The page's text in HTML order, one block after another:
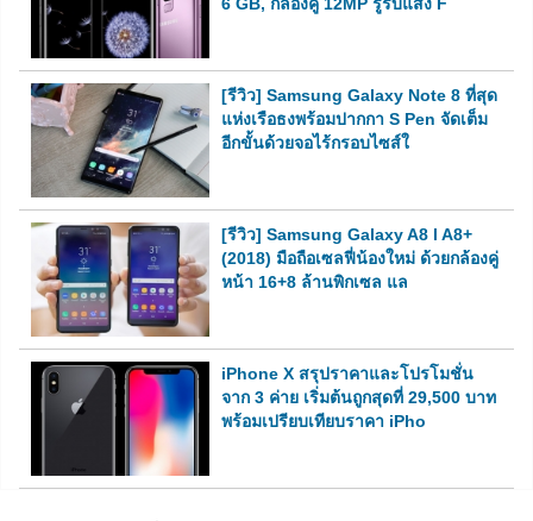
6 GB, กล้องคู่ 12MP รูรับแสง F
[รีวิว] Samsung Galaxy Note 8 ที่สุด
แห่งเรือธงพร้อมปากกา S Pen จัดเต็ม
อีกขั้นด้วยจอไร้กรอบไซส์ใ
[รีวิว] Samsung Galaxy A8 l A8+
(2018) มือถือเซลฟี่น้องใหม่ ด้วยกล้องคู่
หน้า 16+8 ล้านพิกเซล แล
iPhone X สรุปราคาและโปรโมชั่น
จาก 3 ค่าย เริ่มต้นถูกสุดที่ 29,500 บาท
พร้อมเปรียบเทียบราคา iPho